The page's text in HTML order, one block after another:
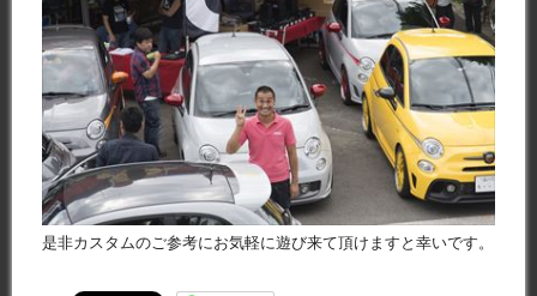
是非カスタムのご参考にお気軽に遊び来て頂けますと幸いです。